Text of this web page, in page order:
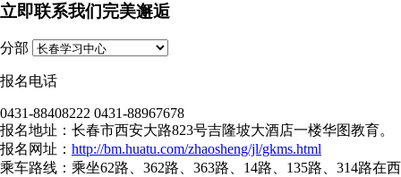
立即联系我们完美邂逅
分部
报名电话
0431-88408222 0431-88967678
报名地址：长春市西安大路823号吉隆坡大酒店一楼华图教育。
报名网址： http://bm.huatu.com/zhaosheng/jl/gkms.html
乘车路线：乘坐62路、362路、363路、14路、135路、314路在西